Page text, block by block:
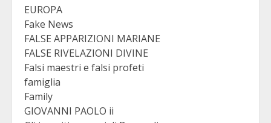
EUROPA
Fake News
FALSE APPARIZIONI MARIANE
FALSE RIVELAZIONI DIVINE
Falsi maestri e falsi profeti
famiglia
Family
GIOVANNI PAOLO ii